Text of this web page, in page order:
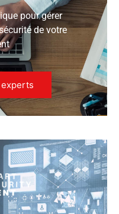
pour gérer
de votre